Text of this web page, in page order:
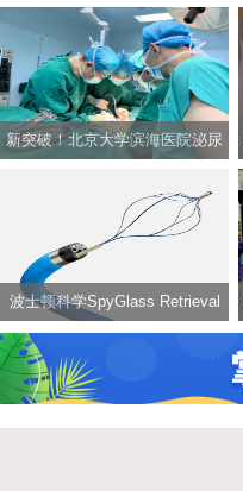
新突破！北京大学滨海医院泌尿
形手术
波士顿科学SpyGlass Retrieval
Basket一次性使用取石网篮正式
在华获批，提供ERCP手术取石新